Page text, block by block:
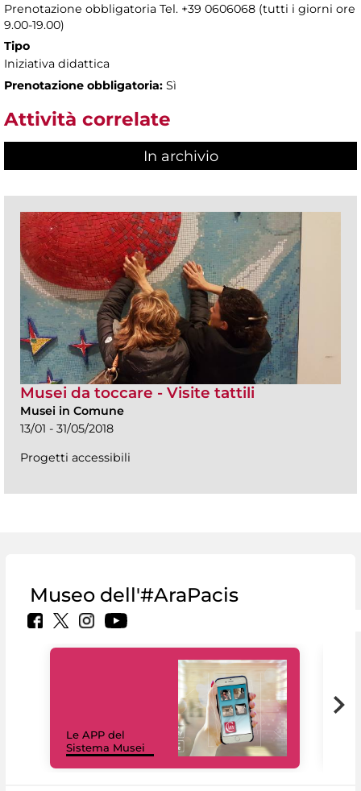
Prenotazione obbligatoria Tel. +39 0606068 (tutti i giorni ore
9.00-19.00)
Tipo
Iniziativa didattica
Prenotazione obbligatoria: Sì
Attività correlate
In archivio
Musei da toccare - Visite tattili
Musei in Comune
13/01 - 31/05/2018
Progetti accessibili
Museo dell'#AraPacis
Le APP del
Sistema Musei